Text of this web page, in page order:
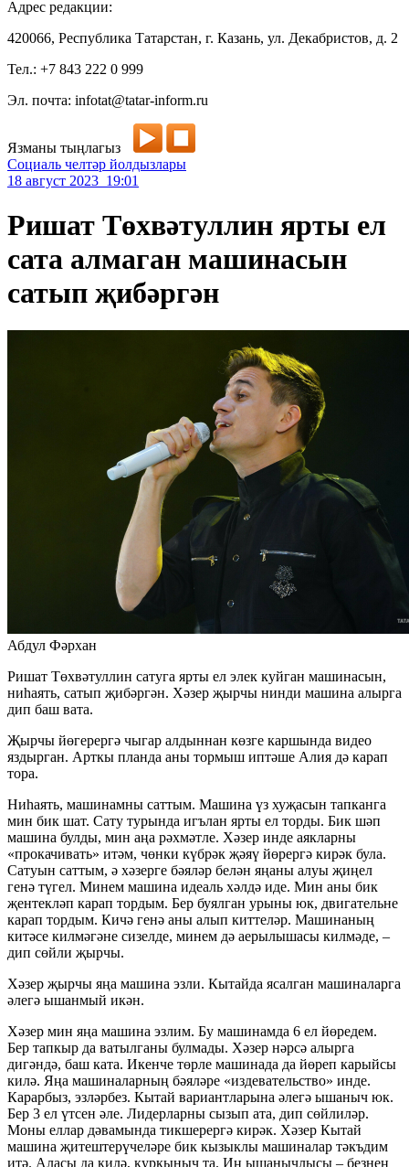
Адрес редакции:
420066, Республика Татарстан, г. Казань, ул. Декабристов, д. 2
Тел.: +7 843 222 0 999
Эл. почта: infotat@tatar-inform.ru
Язманы тыңлагыз
Социаль челтәр йолдызлары
18 август 2023 19:01
Ришат Төхвәтуллин ярты ел
сата алмаган машинасын
сатып җибәргән
Абдул Фәрхан
Ришат Төхвәтуллин сатуга ярты ел элек куйган машинасын,
ниһаять, сатып җибәргән. Хәзер җырчы нинди машина алырга
дип баш вата.
Җырчы йөгерергә чыгар алдыннан көзге каршында видео
яздырган. Арткы планда аны тормыш иптәше Алия дә карап
тора.
Ниһаять, машинамны саттым. Машина үз хуҗасын тапканга
мин бик шат. Сату турында игълан ярты ел торды. Бик шәп
машина булды, мин аңа рәхмәтле. Хәзер инде аякларны
«прокачивать» итәм, чөнки күбрәк җәяү йөрергә кирәк була.
Сатуын саттым, ә хәзерге бәяләр белән яңаны алуы җиңел
генә түгел. Минем машина идеаль хәлдә иде. Мин аны бик
җентекләп карап тордым. Бер буялган урыны юк, двигательне
карап тордым. Кичә генә аны алып киттеләр. Машинаның
китәсе килмәгәне сизелде, минем дә аерылышасы килмәде, –
дип сөйли җырчы.
Хәзер җырчы яңа машина эзли. Кытайда ясалган машиналарга
әлегә ышанмый икән.
Хәзер мин яңа машина эзлим. Бу машинамда 6 ел йөредем.
Бер тапкыр да ватылганы булмады. Хәзер нәрсә алырга
дигәндә, баш ката. Икенче төрле машинада да йөреп карыйсы
килә. Яңа машиналарның бәяләре «издевательство» инде.
Карарбыз, эзләрбез. Кытай вариантларына әлегә ышаныч юк.
Бер 3 ел үтсен әле. Лидерларны сызып ата, дип сөйлиләр.
Моны еллар дәвамында тикшерергә кирәк. Хәзер Кытай
машина җитештерүчеләре бик кызыклы машиналар тәкъдим
итә. Аласы да килә, куркыныч та. Иң ышанычлысы – безнең